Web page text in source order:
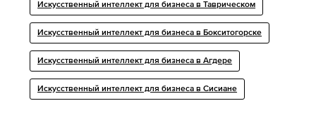
Искусственный интеллект для бизнеса в Таврическом
Искусственный интеллект для бизнеса в Бокситогорске
Искусственный интеллект для бизнеса в Агдере
Искусственный интеллект для бизнеса в Сисиане